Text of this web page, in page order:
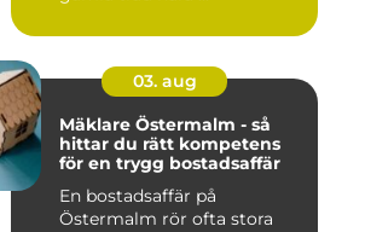
03. aug
Mäklare Östermalm - så
hittar du rätt kompetens
för en trygg bostadsaffär
En bostadsaffär på
Östermalm rör ofta stora